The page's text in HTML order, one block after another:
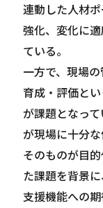
連動した人材
強化、変化に
ている。
一方で、現場
育成・評価と
が課題となっ
が現場に十分
そのものが目
た課題を背景
支援機能への期